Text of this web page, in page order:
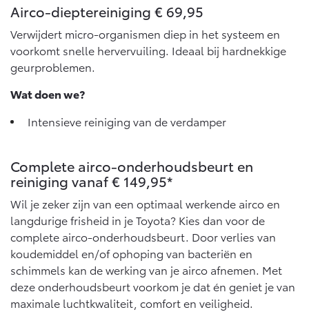
Vanaf € 76.695,- Vanaf € 27.945,-
OOK ALS BATTERIJ-
Vanaf € 37.500,-
Proace Max (excl. BTW)
OOK ALS BATTERIJ-
ELEKTRISCH
Hilux (excl. BTW)
OOK ALS BATTERIJ-
ELEKTRISCH
Airco-dieptereiniging € 69,95
Verwijdert micro-organismen diep in het systeem en
voorkomt snelle hervervuiling. Ideaal bij hardnekkige
geurproblemen.
Wat doen we?
Intensieve reiniging van de verdamper
Complete airco-onderhoudsbeurt en
reiniging vanaf € 149,95*
Wil je zeker zijn van een optimaal werkende airco en
langdurige frisheid in je Toyota? Kies dan voor de
complete airco-onderhoudsbeurt. Door verlies van
koudemiddel en/of ophoping van bacteriën en
schimmels kan de werking van je airco afnemen. Met
deze onderhoudsbeurt voorkom je dat én geniet je van
maximale luchtkwaliteit, comfort en veiligheid.